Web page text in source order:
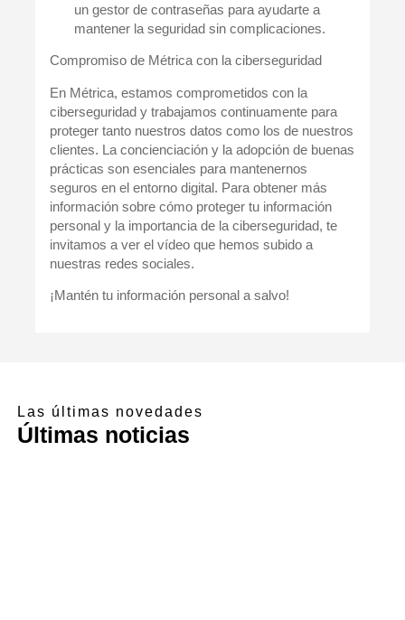
un gestor de contraseñas para ayudarte a
mantener la seguridad sin complicaciones.
Compromiso de Métrica con la ciberseguridad
En Métrica, estamos comprometidos con la
ciberseguridad y trabajamos continuamente para
proteger tanto nuestros datos como los de nuestros
clientes. La concienciación y la adopción de buenas
prácticas son esenciales para mantenernos
seguros en el entorno digital. Para obtener más
información sobre cómo proteger tu información
personal y la importancia de la ciberseguridad, te
invitamos a ver el vídeo que hemos subido a
nuestras redes sociales.
¡Mantén tu información personal a salvo!
Las últimas novedades
Últimas noticias